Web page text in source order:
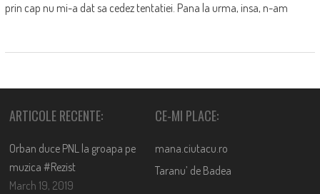
prin cap nu mi-a dat sa cedez tentatiei. Pana la urma, insa, n-am
ARTICOLE RECENTE:
Orban duce PNL la groapa pe
muzica #Rezist
March 19, 2019
CE-MI PLACE:
mana.ciutacu.ro
Taranu’ de Badea